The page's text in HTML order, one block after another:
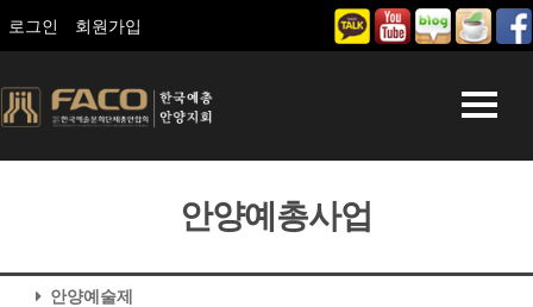
로그인 회원가입
안양예총사업
안양예술제